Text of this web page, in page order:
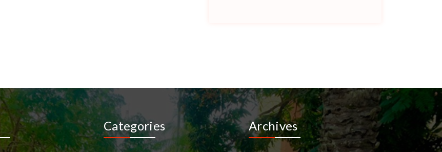
Categories Archives